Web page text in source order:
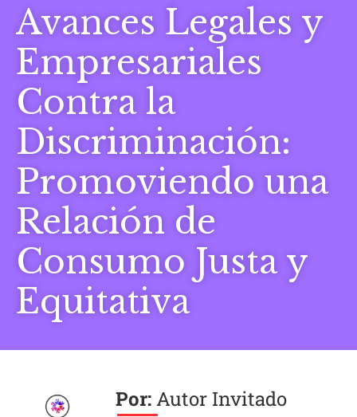
Avances Legales y
Empresariales
Contra la
Discriminación:
Promoviendo una
Relación de
Consumo Justa y
Equitativa
Autor Invitado